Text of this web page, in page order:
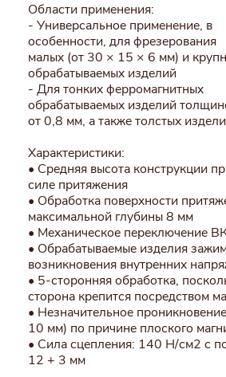
Области применения:
- Универсальное применение, в
особенности, для фрезерования
малых (от 30 × 15 × 6 мм) и
обрабатываемых изделий
- Для тонких ферромагнитных
обрабатываемых изделий
от 0,8 мм, а также толстых
Характеристики:
• Средняя высота конструкции
силе притяжения
• Обработка поверхности
максимальной глубины 8 мм
• Механическое переключение
• Обрабатываемые изделия
возникновения внутренних
• 5-сторонняя обработка,
сторона крепится посредством
• Незначительное
10 мм) по причине плоского
• Сила сцепления: 140 Н/см2 с
12 + 3 мм